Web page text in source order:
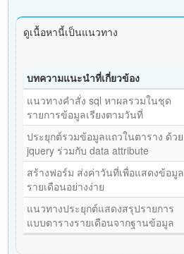
ดูเนื้อหานี้เป็นแนวทาง
บทความแนะนำที่เกี่ยวข้อง
แนวทางคำสั่ง sql หาผลรวมในชุด
รายการข้อมูลเรียงตามวันที่
ประยุกต์รวมข้อมูลแถวในตาราง ด้วย
jquery ร่วมกับ data attribute
สร้างฟอร์ม ส่งค่าวันที่เพื่อแสดงข้อมูล
รายเดือนอย่างง่าย
แนวทางประยุกต์แสดงสรุปรายการ
แบบตารางรายเดือนจากฐานข้อมูล